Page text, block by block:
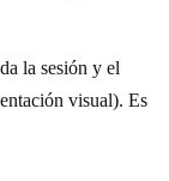
la sesión y el
visual). Es